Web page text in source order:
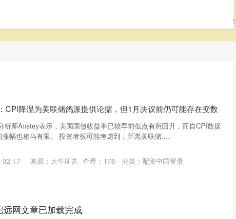
配资中国登录
CPI降温为美联储鸽派提供论据，但1月决议前仍可能存在变数
析师Anstey表示，美国国债收益率已较早前低点有所回升，而自CPI数据
幅也相当有限。 投资者很可能考虑到，距离美联储....
02-17 来源：大牛证券 查看： 178 分类： 配资中国登录
远网文章已加载完成